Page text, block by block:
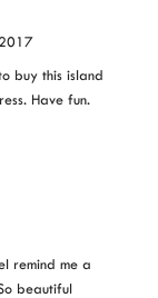
buy this island
Have fun.
remind me a
beautiful